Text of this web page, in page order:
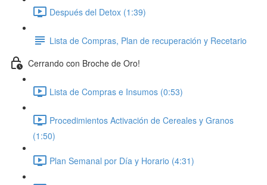
Después del Detox (1:39)
Lista de Compras, Plan de recuperación y Recetario
Cerrando con Broche de Oro!
Lista de Compras e Insumos (0:53)
Procedimientos Activación de Cereales y Granos
(1:50)
Plan Semanal por Día y Horario (4:31)